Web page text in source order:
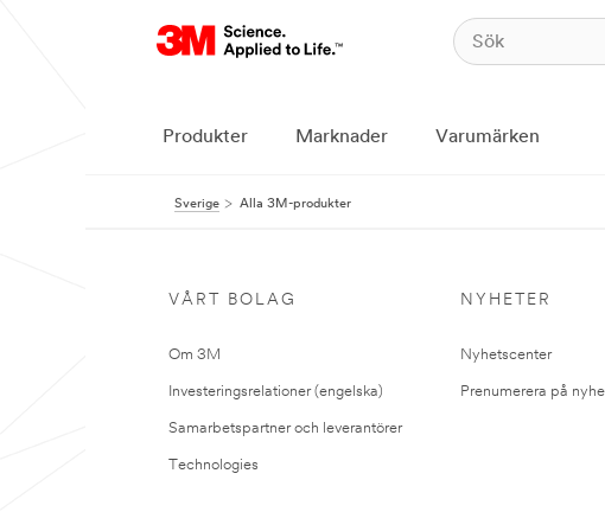
Produkter Marknader Varumärken
Sverige Alla 3M-produkter
VÅRT BOLAG
Om 3M
Investeringsrelationer (engelska)
Samarbetspartner och leverantörer
Technologies
NYHETER
Nyhetscenter
Prenumerera på